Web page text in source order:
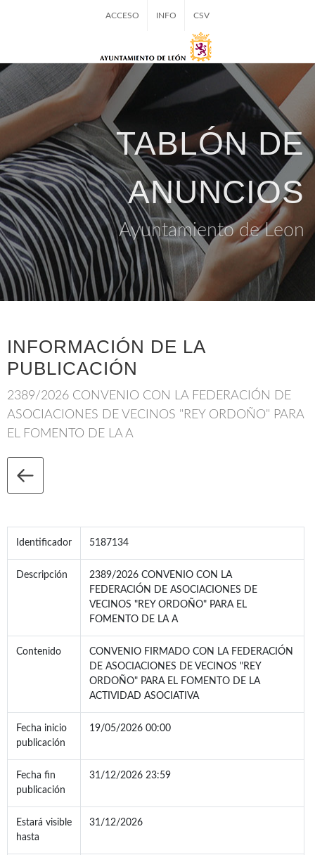
ACCESO INFO CSV
TABLÓN DE
ANUNCIOS
Ayuntamiento de Leon
INFORMACIÓN DE LA
PUBLICACIÓN
2389/2026 CONVENIO CON LA FEDERACIÓN DE
ASOCIACIONES DE VECINOS "REY ORDOÑO" PARA
EL FOMENTO DE LA A
Identificador 5187134
Descripción
2389/2026 CONVENIO CON LA
FEDERACIÓN DE ASOCIACIONES DE
VECINOS "REY ORDOÑO" PARA EL
FOMENTO DE LA A
Contenido
CONVENIO FIRMADO CON LA FEDERACIÓN
DE ASOCIACIONES DE VECINOS "REY
ORDOÑO" PARA EL FOMENTO DE LA
ACTIVIDAD ASOCIATIVA
Fecha inicio
publicación
19/05/2026 00:00
Fecha fin
publicación
31/12/2026 23:59
Estará visible
hasta
31/12/2026